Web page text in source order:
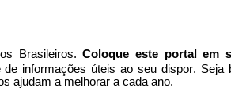
Brasileiros. Coloque este portal em
de informações úteis ao seu dispor. Seja
ajudam a melhorar a cada ano.